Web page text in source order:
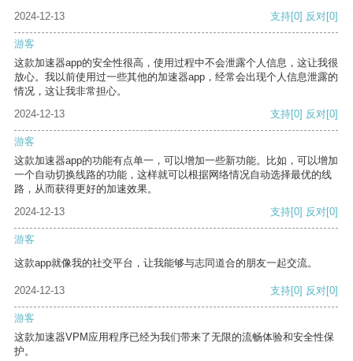
2024-12-13
支持[0] 反对[0]
游客
这款加速器app的安全性很高，使用过程中不会泄露个人信息，这让我很
放心。我以前使用过一些其他的加速器app，经常会出现个人信息泄露的
情况，这让我非常担心。
2024-12-13
支持[0] 反对[0]
游客
这款加速器app的功能有点单一，可以增加一些新功能。比如，可以增加
一个自动切换线路的功能，这样就可以根据网络情况自动选择最优的线
路，从而获得更好的加速效果。
2024-12-13
支持[0] 反对[0]
游客
这款app就像我的社交平台，让我能够与志同道合的朋友一起交流。
2024-12-13 支持[0] 反对[0]
游客
这款加速器VPM应用程序已经为我们带来了无限的流畅体验和安全性保
护。